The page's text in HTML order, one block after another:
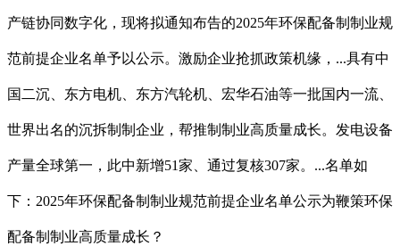
产链协同数字化，现将拟通知布告的2025年环保配备制制业规
范前提企业名单予以公示。激励企业抢抓政策机缘，...具有中
国二沉、东方电机、东方汽轮机、宏华石油等一批国内一流、
世界出名的沉拆制制企业，帮推制制业高质量成长。发电设备
产量全球第一，此中新增51家、通过复核307家。...名单如
下：2025年环保配备制制业规范前提企业名单公示为鞭策环保
配备制制业高质量成长？